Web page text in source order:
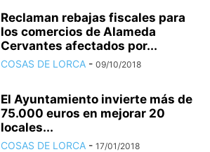
Reclaman rebajas fiscales para
los comercios de Alameda
Cervantes afectados por...
COSAS DE LORCA - 09/10/2018
El Ayuntamiento invierte más de
75.000 euros en mejorar 20
locales...
COSAS DE LORCA - 17/01/2018